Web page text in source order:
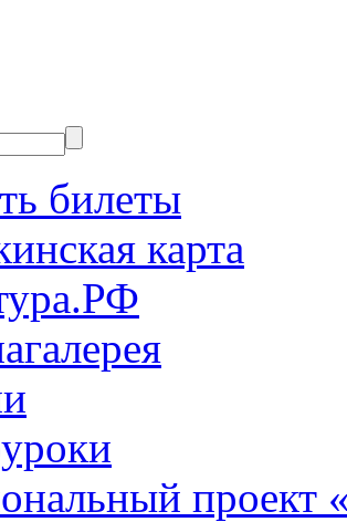
билеты
карта
проект